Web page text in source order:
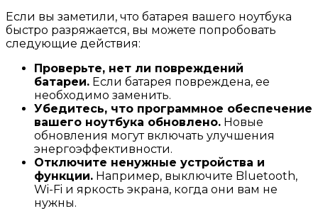
Если вы заметили, что батарея вашего ноутбука
быстро разряжается, вы можете попробовать
следующие действия:
Проверьте, нет ли повреждений
батареи. Если батарея повреждена, ее
необходимо заменить.
Убедитесь, что программное обеспечение
вашего ноутбука обновлено. Новые
обновления могут включать улучшения
энергоэффективности.
Отключите ненужные устройства и
функции. Например, выключите Bluetooth,
Wi-Fi и яркость экрана, когда они вам не
нужны.